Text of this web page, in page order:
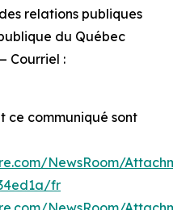
relations publiques
du Québec
Courriel :
ce communiqué sont
NewsRoom/
fr